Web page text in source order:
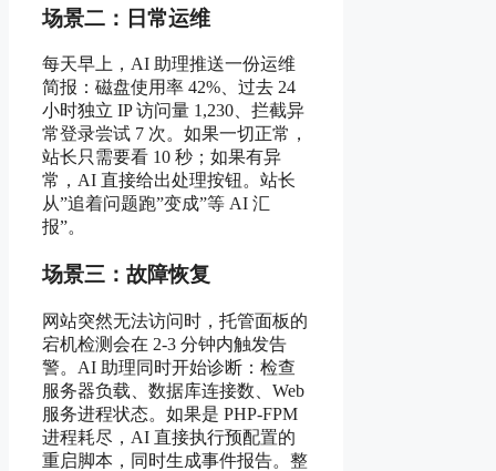
场景二：日常运维
每天早上，AI 助理推送一份运维
简报：磁盘使用率 42%、过去 24
小时独立 IP 访问量 1,230、拦截异
常登录尝试 7 次。如果一切正常，
站长只需要看 10 秒；如果有异
常，AI 直接给出处理按钮。站长
从”追着问题跑”变成”等 AI 汇
报”。
场景三：故障恢复
网站突然无法访问时，托管面板的
宕机检测会在 2-3 分钟内触发告
警。AI 助理同时开始诊断：检查
服务器负载、数据库连接数、Web
服务进程状态。如果是 PHP-FPM
进程耗尽，AI 直接执行预配置的
重启脚本，同时生成事件报告。整